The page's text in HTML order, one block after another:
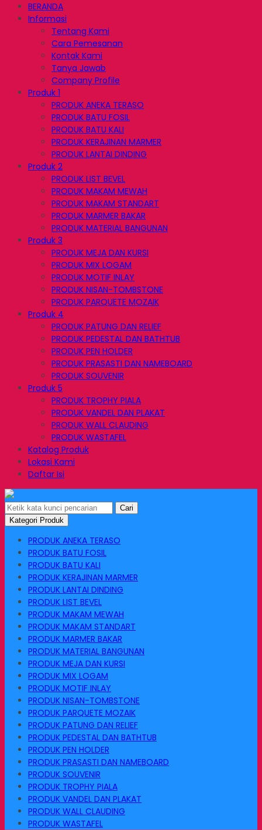
BERANDA
Informasi
Tentang Kami
Cara Pemesanan
Kontak Kami
Tanya Jawab
Company Profile
Produk 1
PRODUK ANEKA TERASO
PRODUK BATU FOSIL
PRODUK BATU KALI
PRODUK KERAJINAN MARMER
PRODUK LANTAI DINDING
Produk 2
PRODUK LIST BEVEL
PRODUK MAKAM MEWAH
PRODUK MAKAM STANDART
PRODUK MARMER BAKAR
PRODUK MATERIAL BANGUNAN
Produk 3
PRODUK MEJA DAN KURSI
PRODUK MIX LOGAM
PRODUK MOTIF INLAY
PRODUK NISAN-TOMBSTONE
PRODUK PARQUETE MOZAIK
Produk 4
PRODUK PATUNG DAN RELIEF
PRODUK PEDESTAL DAN BATHTUB
PRODUK PEN HOLDER
PRODUK PRASASTI DAN NAMEBOARD
PRODUK SOUVENIR
Produk 5
PRODUK TROPHY PIALA
PRODUK VANDEL DAN PLAKAT
PRODUK WALL CLAUDING
PRODUK WASTAFEL
Katalog Produk
Lokasi Kami
Daftar Isi
Cari
Kategori Produk
PRODUK ANEKA TERASO
PRODUK BATU FOSIL
PRODUK BATU KALI
PRODUK KERAJINAN MARMER
PRODUK LANTAI DINDING
PRODUK LIST BEVEL
PRODUK MAKAM MEWAH
PRODUK MAKAM STANDART
PRODUK MARMER BAKAR
PRODUK MATERIAL BANGUNAN
PRODUK MEJA DAN KURSI
PRODUK MIX LOGAM
PRODUK MOTIF INLAY
PRODUK NISAN-TOMBSTONE
PRODUK PARQUETE MOZAIK
PRODUK PATUNG DAN RELIEF
PRODUK PEDESTAL DAN BATHTUB
PRODUK PEN HOLDER
PRODUK PRASASTI DAN NAMEBOARD
PRODUK SOUVENIR
PRODUK TROPHY PIALA
PRODUK VANDEL DAN PLAKAT
PRODUK WALL CLAUDING
PRODUK WASTAFEL